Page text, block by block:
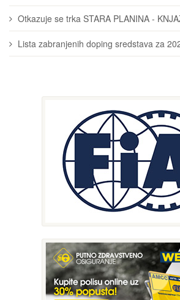
Otkazuje se trka STARA PLANINA -
Lista zabranjenih doping sredstava za